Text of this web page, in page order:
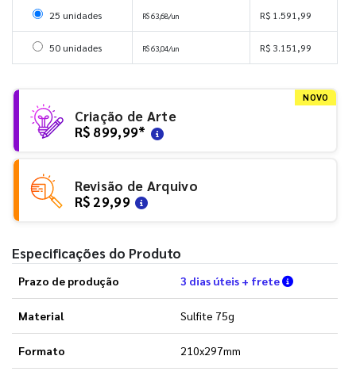
Selecionar 25 unidades
25 unidades R$ 63,68/un R$ 1.591,99
Selecionar 50 unidades
50 unidades R$ 63,04/un R$ 3.151,99
NOVO
Criação de Arte
R$ 899,99*
Revisão de Arquivo
R$ 29,99
Especificações do Produto
Prazo de produção 3 dias úteis + frete Verifique
Material Sulfite 75g
Formato 210x297mm